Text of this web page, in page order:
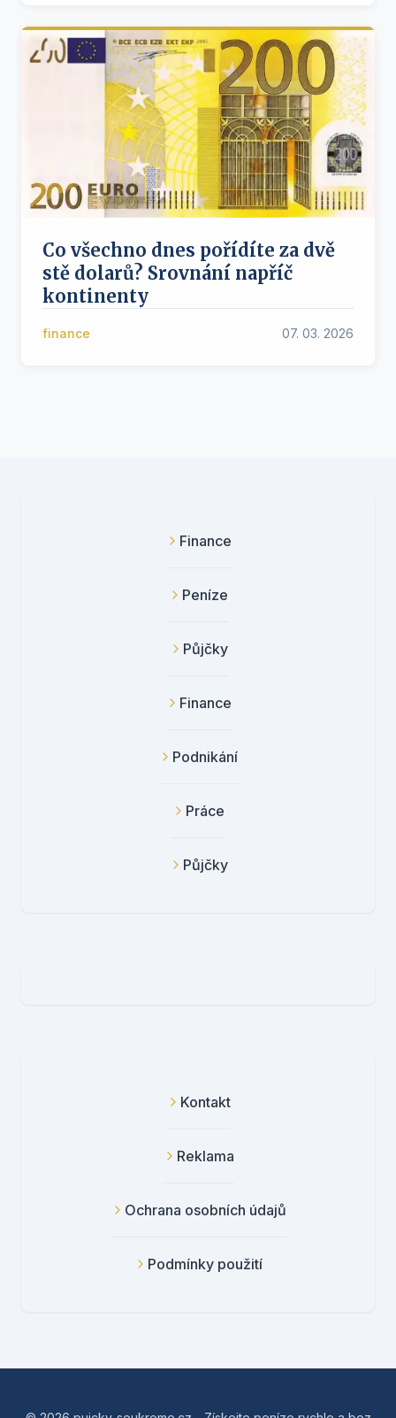
Co všechno dnes pořídíte za dvě
stě dolarů? Srovnání napříč
kontinenty
finance 07. 03. 2026
Finance
Peníze
Půjčky
Finance
Podnikání
Práce
Půjčky
Kontakt
Reklama
Ochrana osobních údajů
Podmínky použití